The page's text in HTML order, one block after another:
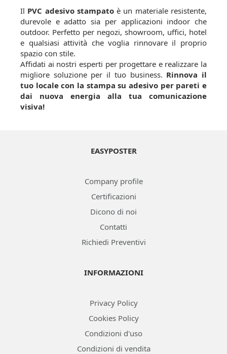
Il PVC adesivo stampatoè un materiale resistente,
durevole e adatto sia per applicazioni indoor che
outdoor. Perfetto per negozi, showroom, uffici, hotel
e qualsiasi attività che voglia rinnovare il proprio
spazio con stile.
Affidati ai nostri esperti per progettare e realizzare la
migliore soluzione per il tuo business. Rinnova il
tuo locale con la stampa su adesivo per pareti e
dai nuova energia alla tua comunicazione
visiva!
EASYPOSTER
Company profile
Certificazioni
Dicono di noi
Contatti
Richiedi Preventivi
INFORMAZIONI
Privacy Policy
Cookies Policy
Condizioni d'uso
Condizioni di vendita